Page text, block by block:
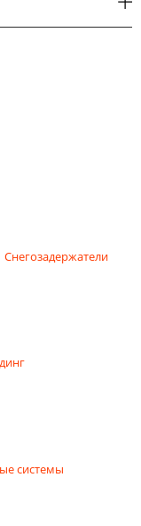
Снегозадержатели
системы